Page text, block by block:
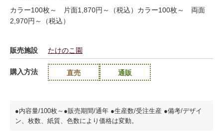
カラー100枚～ 片面1,870円～（税込）カラー100枚～ 両面
2,970円～（税込）
販売施設 たけのこ園
購入方法 直売 通販
●内容量/100枚～●販売期間/通年 ●生産数/受注生産 ●備考/デザイ
ン、枚数、紙質、色数により価格は変動。